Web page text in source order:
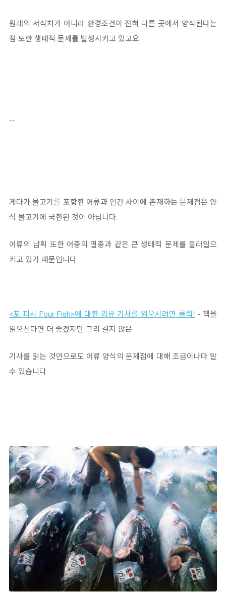
원래의 서식처가 아니라 환경조건이 전혀 다른 곳에서 양식된다는
점 또한 생태적 문제를 발생시키고 있고요.
--
게다가 물고기를 포함한 어류과 인간 사이에 존재하는 문제점은 양
식 물고기에 국한된 것이 아닙니다.
어류의 남획 또한 어종의 멸종과 같은 큰 생태적 문제를 불러일으
키고 있기 때문입니다.
<포 피시 Four Fish>에 대한 리뷰 기사를 읽으시려면 클릭! - 책을
읽으신다면 더 좋겠지만 그리 길지 않은
기사를 읽는 것만으로도 어류 양식의 문제점에 대해 조금이나마 알
수 있습니다.